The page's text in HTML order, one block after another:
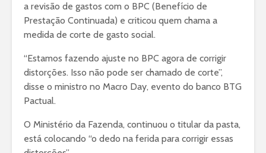
a revisão de gastos com o BPC (Benefício de
Prestação Continuada) e criticou quem chama a
medida de corte de gasto social.
“Estamos fazendo ajuste no BPC agora de corrigir
distorções. Isso não pode ser chamado de corte”,
disse o ministro no Macro Day, evento do banco BTG
Pactual.
O Ministério da Fazenda, continuou o titular da pasta,
está colocando “o dedo na ferida para corrigir essas